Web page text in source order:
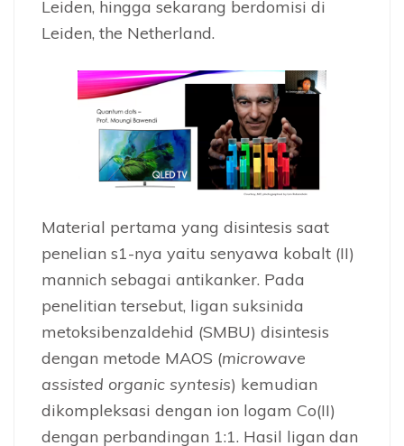
Leiden, hingga sekarang berdomisi di
Leiden, the Netherland.
Material pertama yang disintesis saat
penelian s1-nya yaitu senyawa kobalt (II)
mannich sebagai antikanker. Pada
penelitian tersebut, ligan suksinida
metoksibenzaldehid (SMBU) disintesis
dengan metode MAOS (microwave
assisted organic syntesis) kemudian
dikompleksasi dengan ion logam Co(II)
dengan perbandingan 1:1. Hasil ligan dan